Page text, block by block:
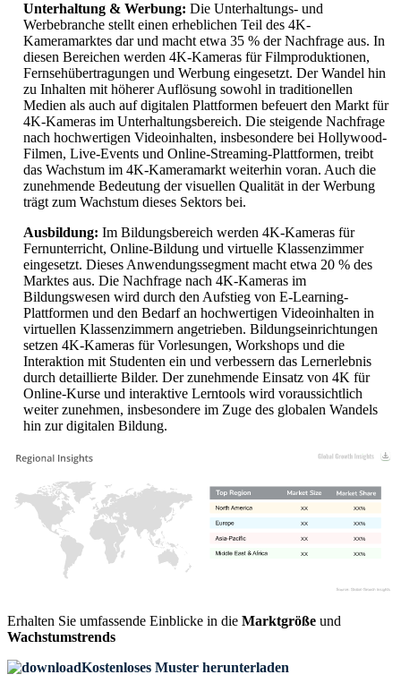
Unterhaltung & Werbung: Die Unterhaltungs- und
Werbebranche stellt einen erheblichen Teil des 4K-
Kameramarktes dar und macht etwa 35 % der Nachfrage aus. In
diesen Bereichen werden 4K-Kameras für Filmproduktionen,
Fernsehübertragungen und Werbung eingesetzt. Der Wandel hin
zu Inhalten mit höherer Auflösung sowohl in traditionellen
Medien als auch auf digitalen Plattformen befeuert den Markt für
4K-Kameras im Unterhaltungsbereich. Die steigende Nachfrage
nach hochwertigen Videoinhalten, insbesondere bei Hollywood-
Filmen, Live-Events und Online-Streaming-Plattformen, treibt
das Wachstum im 4K-Kameramarkt weiterhin voran. Auch die
zunehmende Bedeutung der visuellen Qualität in der Werbung
trägt zum Wachstum dieses Sektors bei.
Ausbildung: Im Bildungsbereich werden 4K-Kameras für
Fernunterricht, Online-Bildung und virtuelle Klassenzimmer
eingesetzt. Dieses Anwendungssegment macht etwa 20 % des
Marktes aus. Die Nachfrage nach 4K-Kameras im
Bildungswesen wird durch den Aufstieg von E-Learning-
Plattformen und den Bedarf an hochwertigen Videoinhalten in
virtuellen Klassenzimmern angetrieben. Bildungseinrichtungen
setzen 4K-Kameras für Vorlesungen, Workshops und die
Interaktion mit Studenten ein und verbessern das Lernerlebnis
durch detaillierte Bilder. Der zunehmende Einsatz von 4K für
Online-Kurse und interaktive Lerntools wird voraussichtlich
weiter zunehmen, insbesondere im Zuge des globalen Wandels
hin zur digitalen Bildung.
XX%
XX
XX%
XX
XX%
XX
XX%
XX
Erhalten Sie umfassende Einblicke in die Marktgröße und
Wachstumstrends
Kostenloses Muster herunterladen